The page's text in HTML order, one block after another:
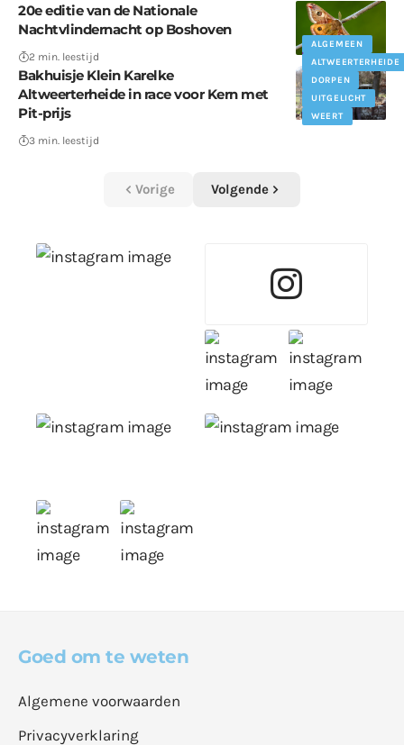
20e editie van de Nationale
Nachtvlindernacht op Boshoven
2 min. leestijd
ALGEMEEN
ALTWEERTERHEIDE
DORPEN
UITGELICHT
WEERT
Bakhuisje Klein Karelke
Altweerterheide in race voor Kern met
Pit-prijs
3 min. leestijd
Vorige Volgende
Goed om te weten
Algemene voorwaarden
Privacyverklaring